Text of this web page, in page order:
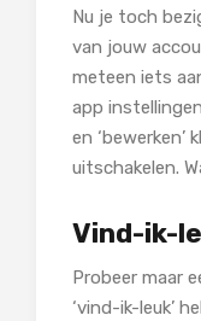
Nu je toch
van jouw
meteen iets
app
en
uitschakelen.
Vind-ik-
Probeer maar
‘vind-ik-leuk’